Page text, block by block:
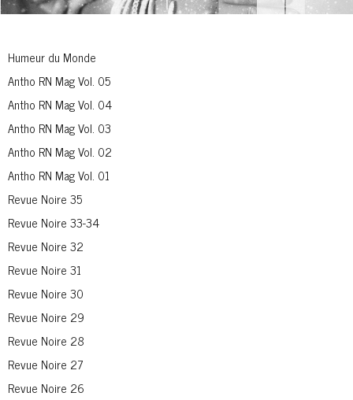
Humeur du Monde
Antho RN Mag Vol. 05
Antho RN Mag Vol. 04
Antho RN Mag Vol. 03
Antho RN Mag Vol. 02
Antho RN Mag Vol. 01
Revue Noire 35
Revue Noire 33-34
Revue Noire 32
Revue Noire 31
Revue Noire 30
Revue Noire 29
Revue Noire 28
Revue Noire 27
Revue Noire 26